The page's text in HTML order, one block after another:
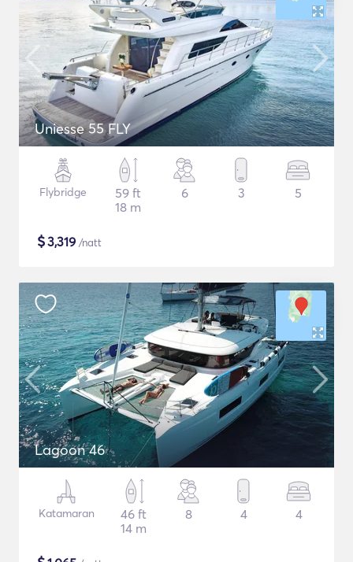
Uniesse 55 FLY
Flybridge
59 ft
18 m
6 3 5
$3,319 /natt
Lagoon 46
Katamaran
46 ft
14 m
8 4 4